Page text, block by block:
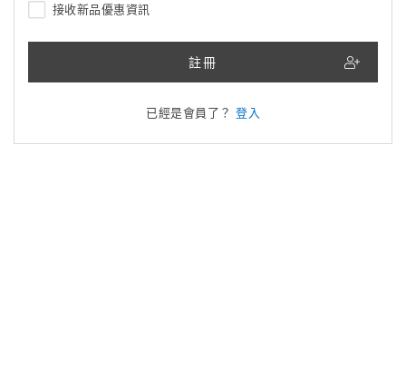
接收新品優惠資訊
註冊
已經是會員了？ 登入